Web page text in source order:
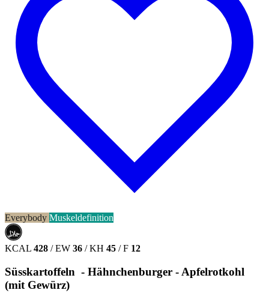
Everybody Muskeldefinition
حلال
HALAL
KCAL 428 / EW 36 / KH 45 / F 12
Süsskartoffeln - Hähnchenburger - Apfelrotkohl
(mit Gewürz)